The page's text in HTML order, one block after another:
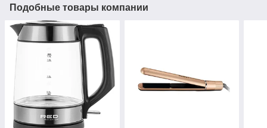
Подобные товары компании